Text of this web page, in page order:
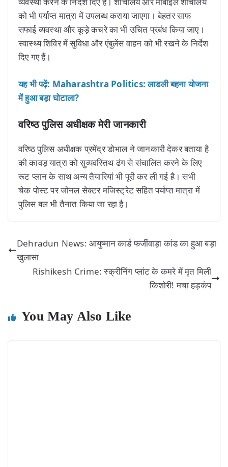
को भी पर्याप्त मात्रा में उपलब्ध कराया जाएगा। बेहतर साफ
सफाई व्यवस्था और कूड़े कचरे का भी उचित प्रबंध किया जाए।
स्वास्थ्य शिविर में सुविधा और एंबुलेंस वाहन को भी रखने के निर्देश
दिए गए हैं।
यह भी पढ़ें: Maharashtra Politics: लाडली बहना योजना
में हुआ बड़ा घोटाला?
वरिष्ठ पुलिस अधीक्षक मेरी जानकारी
वरिष्ठ पुलिस अधीक्षक प्रमेंद्र डोभाल ने जानकारी देकर बताया है
की कावड़ यात्रा को सुव्यवस्तिथ ढंग से संचालित करने के लिए
रूट प्लान के साथ अन्य तैयारियां भी पूरी कर ली गई है। सभी
चेक पोस्ट पर जोनल सेक्टर मजिस्ट्रेट सहित पर्याप्त मात्रा में
पुलिस बल भी तैनात किया जा रहा है।
Dehradun News: आयुष्मान कार्ड फर्जीवाड़ा कांड का हुआ बड़ा
खुलासा
Rishikesh Crime: स्क्रीनिंग प्लांट के कमरे में मृत मिली
किशोरी! मचा हड़कंप
You May Also Like